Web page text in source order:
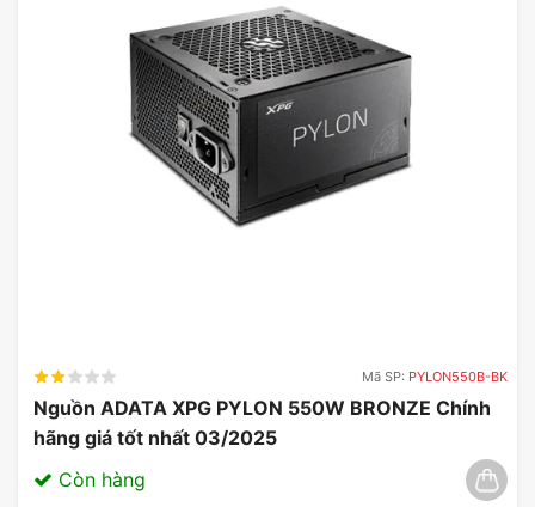
Các chương trình khuyến mãi hiện có tại MYGEAR
thường xuyên thay đổi nhằm cung cấp các sản
phẩm như SSD cho game thủ, ổ cứng cho server
và giải pháp doanh nghiệp, với tính năng bảo mật,
nâng cấp hiệu suất, tốc độ ghi nhanh và tiết kiệm
game và truy xuất dữ liệu.
Tính năng bảo mật cao đảm bảo an toàn cho
thông tin quan trọng của người dùng.
Chính sách bảo hành tốt từ MYGEAR mang lại sự
Mã SP: PYLON550B-BK
Nguồn ADATA XPG PYLON 550W BRONZE Chính
hãng giá tốt nhất 03/2025
Còn hàng